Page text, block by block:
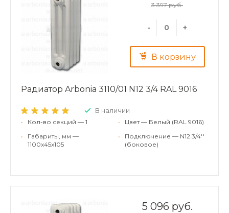
3 397 руб.
- +
В корзину
Радиатор Arbonia 3110/01 N12 3/4 RAL 9016
В наличии
•
Кол-во секций — 1
•
Габариты, мм —
1100x45x105
•
Цвет — Белый (RAL 9016)
•
Подключение — N12 3/4''
(боковое)
5 096 руб.